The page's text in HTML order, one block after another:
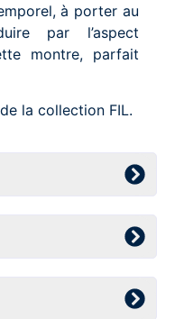
à porter au
par l’aspect
montre, parfait
la collection FIL.